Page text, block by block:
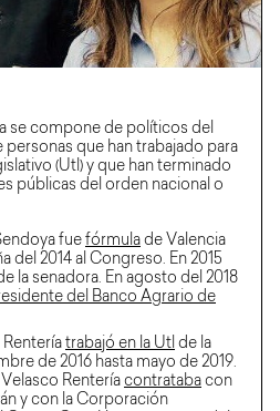
se compone de políticos del
que han trabajado para
(Utl) y que han terminado
públicas del orden nacional o
fue fórmula de Valencia
del 2014 al Congreso. En 2015
la senadora. En agosto del 2018
del Banco Agrario de
trabajó en la Utl de la
de 2016 hasta mayo de 2019.
Rentería contrataba con
y con la Corporación